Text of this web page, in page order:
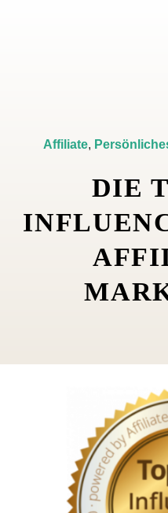
Affiliate,
DIE